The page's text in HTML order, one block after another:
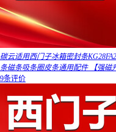
碳云适用西门子冰箱密封条
条磁条吸条圈皮条通用配件 【强磁
9条评价